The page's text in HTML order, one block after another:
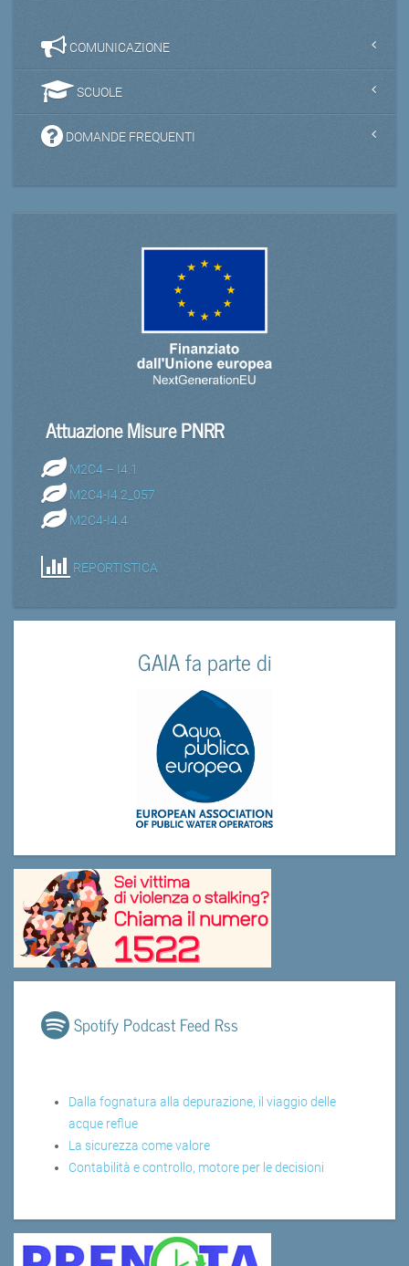
COMUNICAZIONE
SCUOLE
DOMANDE FREQUENTI
Attuazione Misure PNRR
M2C4 – I4.1
M2C4-I4.2_057
M2C4-I4.4
REPORTISTICA
GAIA fa parte di
Spotify Podcast Feed Rss
Dalla fognatura alla depurazione, il viaggio delle
acque reflue
La sicurezza come valore
Contabilità e controllo, motore per le decisioni